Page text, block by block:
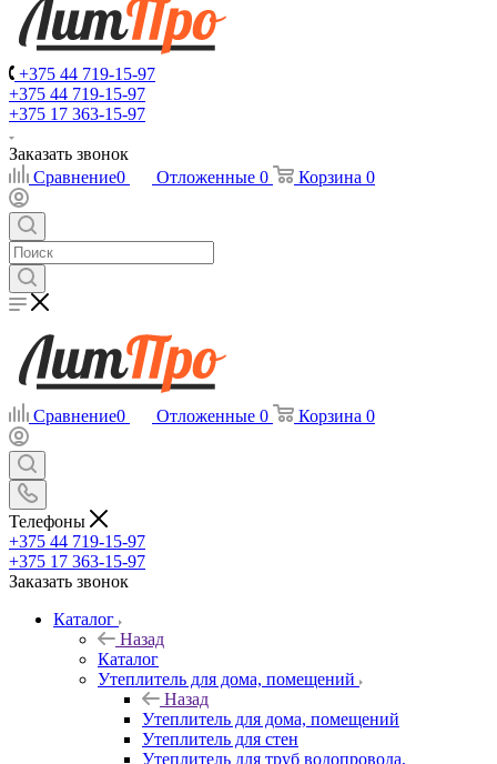
+375 44 719-15-97
+375 44 719-15-97
+375 17 363-15-97
Заказать звонок
Сравнение0 Отложенные 0 Корзина 0
Сравнение0 Отложенные 0 Корзина 0
Телефоны
+375 44 719-15-97
+375 17 363-15-97
Заказать звонок
Каталог
Назад
Каталог
Утеплитель для дома, помещений
Назад
Утеплитель для дома, помещений
Утеплитель для стен
Утеплитель для труб водопровода,